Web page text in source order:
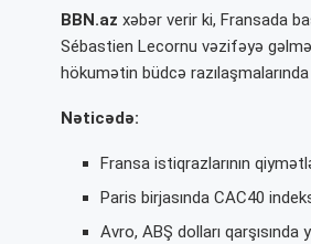
BBN.az xəbər verir ki, Fransada
Sébastien Lecornu vəzifəyə
hökumətin büdcə
Nəticədə:
Fransa istiqrazlarının
Paris birjasında CAC40
Avro, ABŞ dolları qarşısında